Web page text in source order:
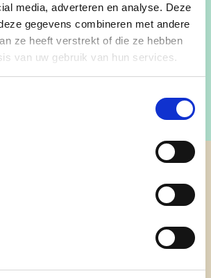
media, adverteren en analyse. Deze
gegevens combineren met andere
ze heeft verstrekt of die ze hebben
van uw gebruik van hun services.
bij aan het politieke landschap
en zet zich in voor een betere
gemeenschap.